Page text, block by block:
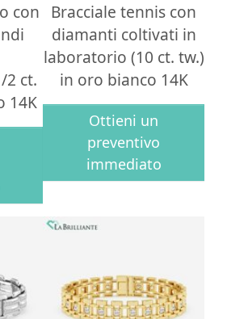
con
2 ct.
14K
Bracciale tennis con
diamanti coltivati in
laboratorio (10 ct. tw.)
in oro bianco 14K
Ottieni un
preventivo
immediato